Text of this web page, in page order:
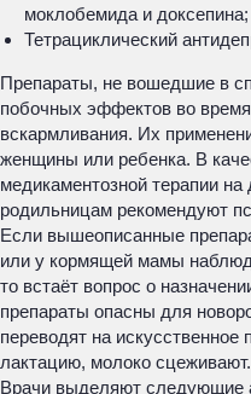
моклобемида и доксепина;
Тетрациклический
Препараты, не вошедшие в
побочных эффектов во
вскармливания. Их
женщины или ребенка. В
медикаментозной терапии
родильницам рекомендуют
Если вышеописанные
или у кормящей мамы
то встаёт вопрос о
препараты опасны для
переводят на искусственное
лактацию, молоко сцеживают.
Врачи выделяют следующие